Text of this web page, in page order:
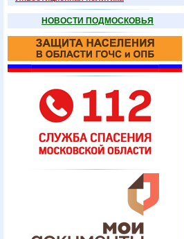
НОВОСТИ ПОДМОСКОВЬЯ